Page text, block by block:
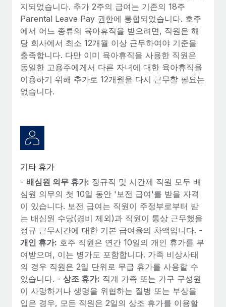
Shootsta가 Remote를 통해 네 개의 시장에서 글로벌
채용을 확장한 방법
비디오 콘텐츠를 활용한 마케팅이 계속해서 인기를 끌면서, 기업들
에게는 흥미롭고 전문적인 비디오 제작이 어느 때보다 중요해졌습
니다. 그러나 대부분의 회사들은 그렇게 높은 품질의...
자세히 알아보기
지되었습니다. 추가 2주의 급여는 기존의 18주
Parental Leave Pay 권한에 통합되었습니다. 호주
에서 어느 종류의 육아휴직을 받으려면, 직원은 해
당 회사에서 최소 12개월 이상 근무하여야 기준을
충족합니다. 다만 이미 육아휴직을 사용한 직원은
동일한 고용주에게서 다른 자녀에 대한 육아휴직을
이용하기 위해 추가로 12개월을 다시 근무할 필요는
없습니다.
기타 휴가
- 배심원 의무 휴가: 정규직 및 시간제 직원 모두 배
심원 의무의 첫 10일 동안 '보전 급여'를 받을 자격
이 있습니다. 보전 급여는 직원이 주정부로부터 받
는 배심원 수당(경비 제외)과 직원이 통상 근무했을
정규 근무시간에 대한 기본 급여율의 차액입니다. -
개인 휴가: 호주 직원은 연간 10일의 개인 휴가를 부
여받으며, 이는 병가도 포함합니다. 가족 비상사태
의 경우 직원은 2일 단위로 무급 휴가를 사용할 수
있습니다. - 상조 휴가: 직계 가족 또는 가구 구성원
이 사망하거나 생명을 위협하는 질병 또는 부상을
입은 경우, 모든 직원은 2일의 상조 휴가를 이용할